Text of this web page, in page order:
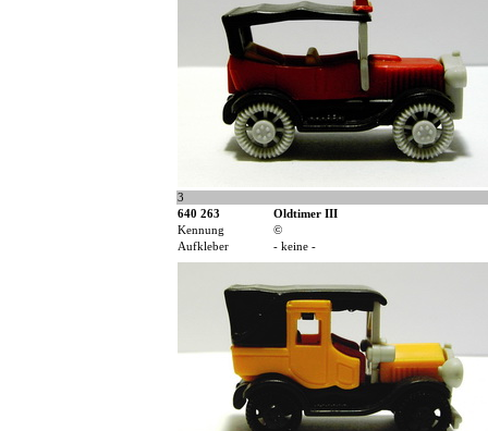
3
640 263
Oldtimer III
Kennung
©
Aufkleber
- keine -